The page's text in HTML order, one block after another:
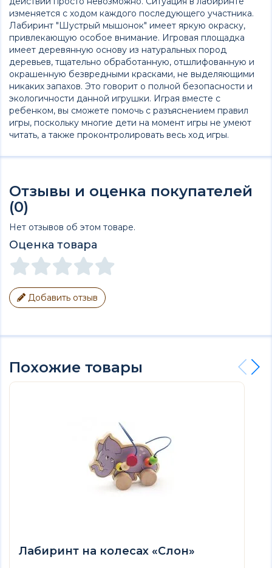
изменяется с ходом каждого последующего участника.
Лабиринт "Шустрый мышонок" имеет яркую окраску,
привлекающую особое внимание. Игровая площадка
имеет деревянную основу из натуральных пород
деревьев, тщательно обработанную, отшлифованную и
окрашенную безвредными красками, не выделяющими
никаких запахов. Это говорит о полной безопасности и
экологичности данной игрушки. Играя вместе с
ребенком, вы сможете помочь с разъяснением правил
игры, поскольку многие дети на момент игры не умеют
читать, а также проконтролировать весь ход игры.
Отзывы и оценка покупателей
(0)
Нет отзывов об этом товаре.
Оценка товара
Добавить отзыв
Похожие товары
Лабиринт на колесах «Слон»